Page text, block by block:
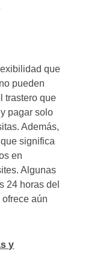
que
pueden
trastero que
pagar solo
Además,
significa
en
Algunas
24 horas del
aún
y